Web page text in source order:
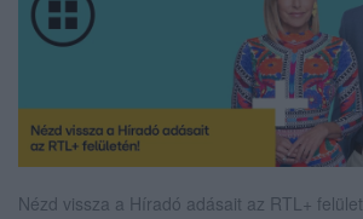
Nézd vissza a Híradó adásait az RTL+